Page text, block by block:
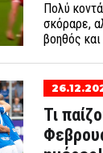
Πολύ
σκόραρε,
βοηθός
Τι